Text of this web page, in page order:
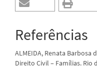
Referências
ALMEIDA, Renata Barbosa
Direito Civil – Famílias. Rio